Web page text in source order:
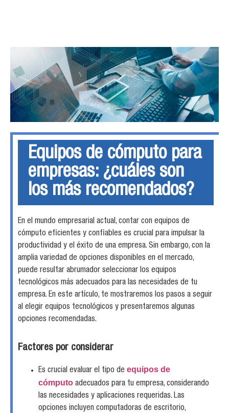
Equipos de cómputo para
empresas: ¿cuáles son
los más recomendados?
En el mundo empresarial actual, contar con equipos de
cómputo eficientes y confiables es crucial para impulsar la
productividad y el éxito de una empresa. Sin embargo, con la
amplia variedad de opciones disponibles en el mercado,
puede resultar abrumador seleccionar los equipos
tecnológicos más adecuados para las necesidades de tu
empresa. En este artículo, te mostraremos los pasos a seguir
al elegir equipos tecnológicos y presentaremos algunas
opciones recomendadas.
Factores por considerar
Es crucial evaluar el tipo de equipos de
cómputo adecuados para tu empresa, considerando
las necesidades y aplicaciones requeridas. Las
opciones incluyen computadoras de escritorio,